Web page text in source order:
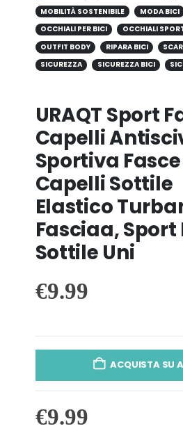
MOBILITÀ SOSTENIBILE
MODA BICI
OCCHIALI PER BICI
OCCHIALI
OUTFIT BODY
RIPARA BICI
SICUREZZA
SICUREZZA BICI
URAQT Sport
Capelli
Sportiva
Capelli Sottile
Elastico
Fasciaa, Sport
Sottile Uni
€9.99
ACQUISTA SU
€9.99